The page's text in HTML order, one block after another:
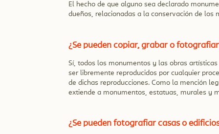
El hecho de que alguno sea declarado
dueños, relacionadas a la conservación de los
¿Se pueden copiar, grabar o
Sí, todos los monumentos y las obras
ser libremente reproducidos por cualquier
de dichas reproducciones. Como la mención
extiende a monumentos, estatuas, murales y
¿Se pueden fotografiar casas o